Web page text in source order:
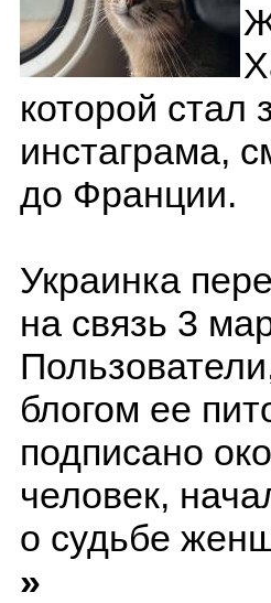
которой стал
инстаграма,
до Франции.
Украинка
на связь 3
блогом ее
подписано
человек,
о судьбе
»